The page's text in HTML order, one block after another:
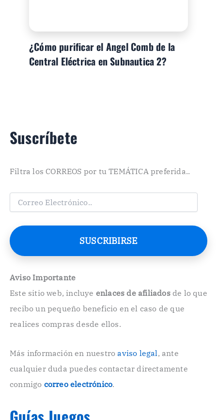
¿Cómo purificar el Angel Comb de la
Central Eléctrica en Subnautica 2?
Suscríbete
Filtra los CORREOS por tu TEMÁTICA preferida..
C
e
o
e
t
ó
n
o
.
SUSCRIBIRSE
Aviso Importante
Este sitio web, incluye enlaces de afiliadosde lo que
recibo un pequeño beneficio en el caso de que
realices compras desde ellos.
Más información en nuestroaviso legal , ante
cualquier duda puedes contactar directamente
conmigo correo electrónico.